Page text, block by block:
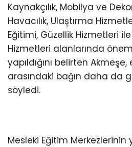
Kaynakçılık, Mobilya ve
Havacılık, Ulaştırma
Eğitimi, Güzellik Hizmetleri
Hizmetleri alanlarında
yapıldığını belirten
arasındaki bağın daha da
söyledi.
Mesleki Eğitim Merkezlerinin